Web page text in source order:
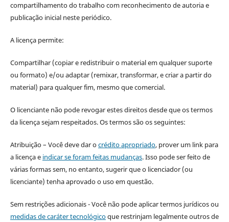
compartilhamento do trabalho com reconhecimento de autoria e
publicação inicial neste periódico.
A licença permite:
Compartilhar (copiar e redistribuir o material em qualquer suporte
ou formato) e/ou adaptar (remixar, transformar, e criar a partir do
material) para qualquer fim, mesmo que comercial.
O licenciante não pode revogar estes direitos desde que os termos
da licença sejam respeitados. Os termos são os seguintes:
Atribuição – Você deve dar ocrédito apropriado, prover um link para
a licença e indicar se foram feitas mudanças. Isso pode ser feito de
várias formas sem, no entanto, sugerir que o licenciador (ou
licenciante) tenha aprovado o uso em questão.
Sem restrições adicionais - Você não pode aplicar termos jurídicos ou
medidas de caráter tecnológicoque restrinjam legalmente outros de